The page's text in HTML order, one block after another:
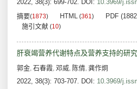
2022, 38(3): 699-702. DOI: 10.3969/
摘要(1873) HTML (361) PDF
施引文献 (10)
肝衰竭营养代谢特点及营养支持的研
郭金, 石春霞, 邓威, 陈倩, 龚作炯
2022, 38(3): 703-707. DOI: 10.3969/